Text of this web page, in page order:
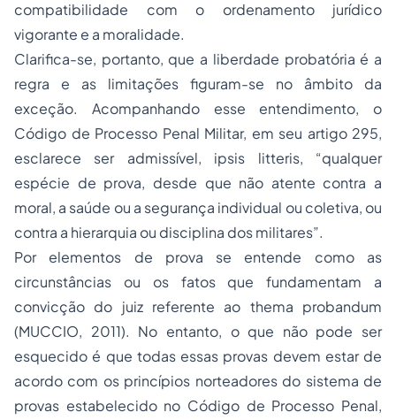
compatibilidade com o ordenamento jurídico
vigorante e a moralidade.
Clarifica-se, portanto, que a liberdade probatória é a
regra e as limitações figuram-se no âmbito da
exceção. Acompanhando esse entendimento, o
Código de Processo Penal Militar, em seu artigo 295,
esclarece ser admissível, ipsis litteris, “qualquer
espécie de prova, desde que não atente contra a
moral, a saúde ou a segurança individual ou coletiva, ou
contra a hierarquia ou disciplina dos militares”.
Por elementos de prova se entende como as
circunstâncias ou os fatos que fundamentam a
convicção do juiz referente ao thema probandum
(MUCCIO, 2011). No entanto, o que não pode ser
esquecido é que todas essas provas devem estar de
acordo com os princípios norteadores do sistema de
provas estabelecido no Código de Processo Penal,